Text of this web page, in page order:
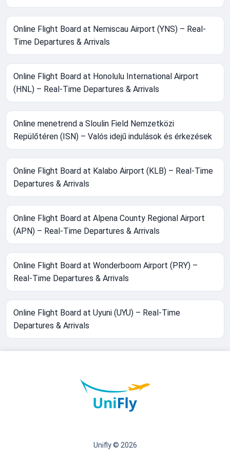
Online Flight Board at Nemiscau Airport (YNS) – Real-
Time Departures & Arrivals
Online Flight Board at Honolulu International Airport
(HNL) – Real-Time Departures & Arrivals
Online menetrend a Sloulin Field Nemzetközi
Repülőtéren (ISN) – Valós idejű indulások és érkezések
Online Flight Board at Kalabo Airport (KLB) – Real-Time
Departures & Arrivals
Online Flight Board at Alpena County Regional Airport
(APN) – Real-Time Departures & Arrivals
Online Flight Board at Wonderboom Airport (PRY) –
Real-Time Departures & Arrivals
Online Flight Board at Uyuni (UYU) – Real-Time
Departures & Arrivals
Unifly © 2026